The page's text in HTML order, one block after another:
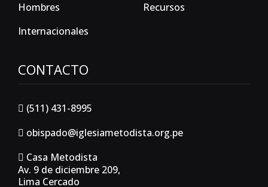
Hombres
Internacionales
Recursos
CONTACTO
(511) 431-8995
obispado@iglesiametodista.org.pe
Casa Metodista
Av. 9 de diciembre 209,
Lima Cercado